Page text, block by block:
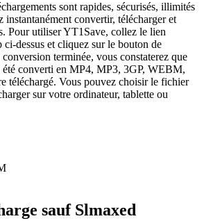
sont rapides, sécurisés, illimités
instantanément convertir, télécharger et
Pour utiliser YT1Save, collez le lien
ci-dessus et cliquez sur le bouton de
terminée, vous constaterez que
converti en MP4, MP3, 3GP, WEBM,
téléchargé. Vous pouvez choisir le fichier
sur votre ordinateur, tablette ou
sauf Slmaxed